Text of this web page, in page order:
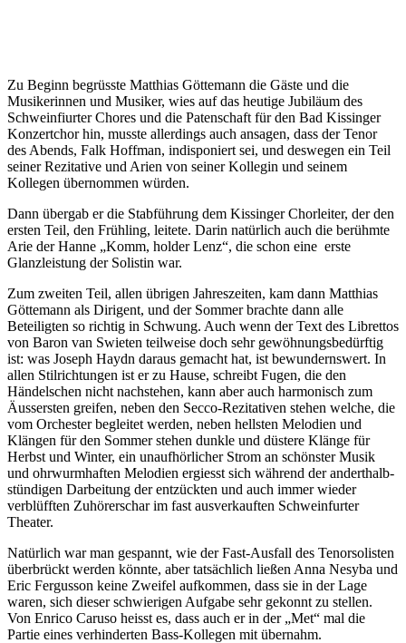
Zu Beginn begrüsste Matthias Göttemann die Gäste und die
Musikerinnen und Musiker, wies auf das heutige Jubiläum des
Schweinfiurter Chores und die Patenschaft für den Bad Kissinger
Konzertchor hin, musste allerdings auch ansagen, dass der Tenor
des Abends, Falk Hoffman, indisponiert sei, und deswegen ein Teil
seiner Rezitative und Arien von seiner Kollegin und seinem
Kollegen übernommen würden.
Dann übergab er die Stabführung dem Kissinger Chorleiter, der den
ersten Teil, den Frühling, leitete. Darin natürlich auch die berühmte
Arie der Hanne „Komm, holder Lenz“, die schon eine erste
Glanzleistung der Solistin war.
Zum zweiten Teil, allen übrigen Jahreszeiten, kam dann Matthias
Göttemann als Dirigent, und der Sommer brachte dann alle
Beteiligten so richtig in Schwung. Auch wenn der Text des Librettos
von Baron van Swieten teilweise doch sehr gewöhnungsbedürftig
ist: was Joseph Haydn daraus gemacht hat, ist bewundernswert. In
allen Stilrichtungen ist er zu Hause, schreibt Fugen, die den
Händelschen nicht nachstehen, kann aber auch harmonisch zum
Äussersten greifen, neben den Secco-Rezitativen stehen welche, die
vom Orchester begleitet werden, neben hellsten Melodien und
Klängen für den Sommer stehen dunkle und düstere Klänge für
Herbst und Winter, ein unaufhörlicher Strom an schönster Musik
und ohrwurmhaften Melodien ergiesst sich während der anderthalb-
stündigen Darbeitung der entzückten und auch immer wieder
verblüfften Zuhörerschar im fast ausverkauften Schweinfurter
Theater.
Natürlich war man gespannt, wie der Fast-Ausfall des Tenorsolisten
überbrückt werden könnte, aber tatsächlich ließen Anna Nesyba und
Eric Fergusson keine Zweifel aufkommen, dass sie in der Lage
waren, sich dieser schwierigen Aufgabe sehr gekonnt zu stellen.
Von Enrico Caruso heisst es, dass auch er in der „Met“ mal die
Partie eines verhinderten Bass-Kollegen mit übernahm.